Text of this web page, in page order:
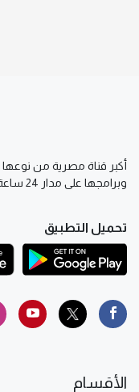
أكبر قناة مصرية من نوعها
وبرامجها على مدار 24 ساعة
تحميل التطبيق
الأقسام